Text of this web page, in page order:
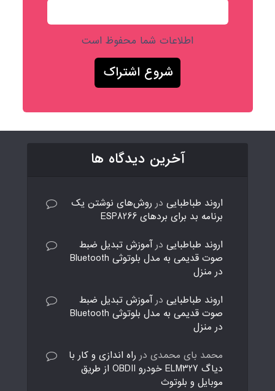
اطلاعات شما محفوظ است
آخرین دیدگاه ها
اروند طباطبایی در روش‌های نوشتن یک
برنامه بد برای بردهای ESP8266
اروند طباطبایی درآموزش تبدیل ضبط
صوت قدیمی به مدل بلوتوثی Bluetooth
در منزل
اروند طباطبایی درآموزش تبدیل ضبط
صوت قدیمی به مدل بلوتوثی Bluetooth
در منزل
محمد بای محمدی در راه اندازی و کار با
دیاگ ELM327 خودرو OBDII از طریق
موبایل و بلوتوث